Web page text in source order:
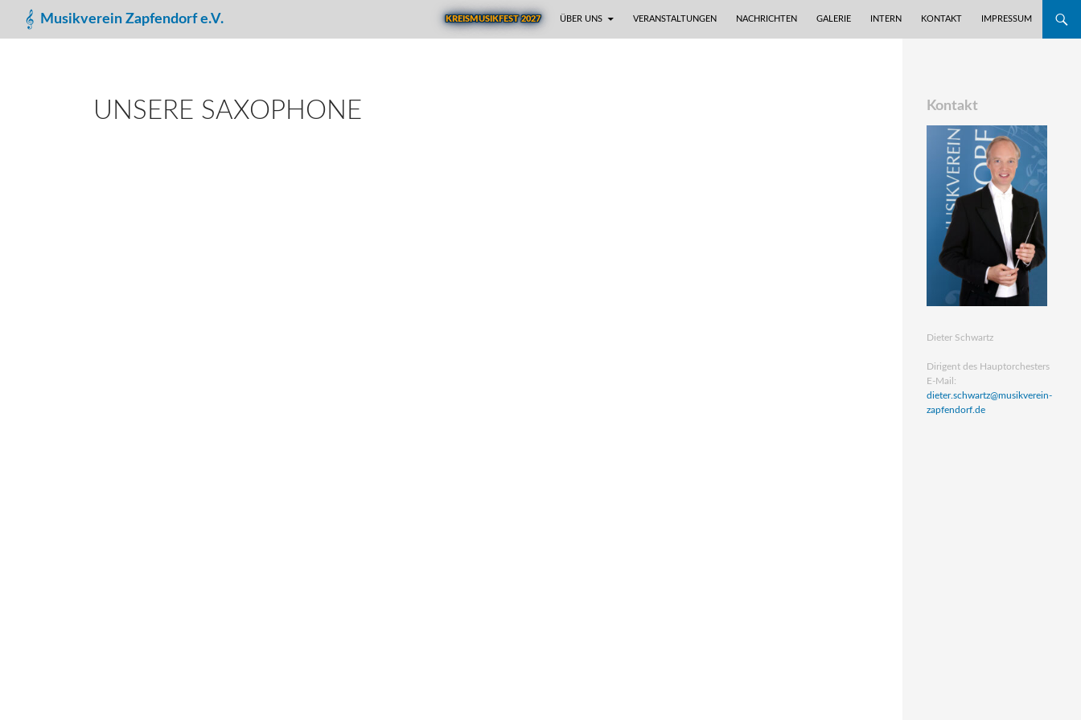
Musikverein Zapfendorf e.V.
Suchen
KREISMUSIKFEST 2027
ÜBER UNS VER­AN­STAL­TUNGEN NACHRICHTEN GALERIE INTERN KONTAKT IMPRESSUM
UNSERE SAXOPHONE Kontakt
Dieter Schwartz
Dirigent des Hauptorchesters
E-Mail:
dieter.schwartz@musikverein-
zapfendorf.de